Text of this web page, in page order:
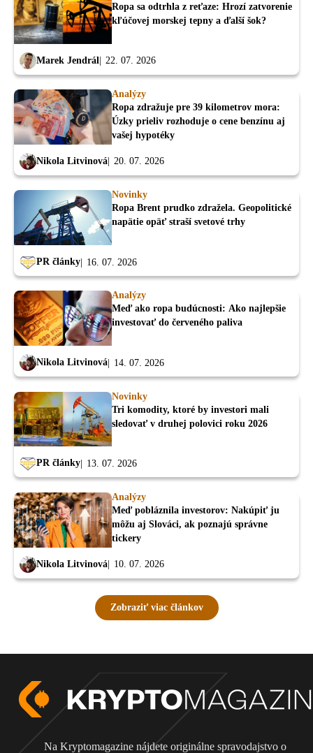
Ropa sa odtrhla z reťaze: Hrozí zatvorenie
kľúčovej morskej tepny a ďalší šok?
Marek Jendrál 22. 07. 2026
Analýzy
Ropa zdražuje pre 39 kilometrov mora:
Úzky prieliv rozhoduje o cene benzínu aj
vašej hypotéky
Nikola Litvinová 20. 07. 2026
Novinky
Ropa Brent prudko zdražela. Geopolitické
napätie opäť straší svetové trhy
PR články 16. 07. 2026
Analýzy
Meď ako ropa budúcnosti: Ako najlepšie
investovať do červeného paliva
Nikola Litvinová 14. 07. 2026
Novinky
Tri komodity, ktoré by investori mali
sledovať v druhej polovici roku 2026
PR články 13. 07. 2026
Analýzy
Meď pobláznila investorov: Nakúpiť ju
môžu aj Slováci, ak poznajú správne
tickery
Nikola Litvinová 10. 07. 2026
Zobraziť viac článkov
Na Kryptomagazine nájdete originálne spravodajstvo o